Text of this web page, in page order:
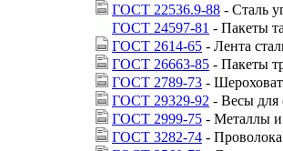
ГОСТ 22536.9-88 - Сталь
ГОСТ 24597-81 - Пакеты
ГОСТ 2614-65 - Лента
ГОСТ 26663-85 - Пакеты
ГОСТ 2789-73 -
ГОСТ 29329-92 - Весы для
ГОСТ 2999-75 - Металлы и
ГОСТ 3282-74 - Проволока